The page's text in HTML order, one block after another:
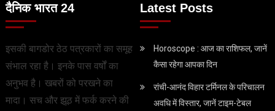
दैनिक भारत 24
इसकी बागडोर ठेठ पत्रकारों का समूह
संभाल रहा है। इनके पास वर्षों का
अनुभव है। खबरों को परखने का
मादा। सच और झूठ में फर्क करने की
Latest Posts
Horoscope : आज का राशिफल, जानें
कैसा रहेगा आपका दिन
रांची-आनंद विहार टर्मिनल के परिचालन
अवधि में विस्तार, जानें टाइम-टेबल